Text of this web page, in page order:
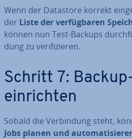
Wenn der Datastore korrekt
der Liste der ver­füg­ba­ren
können nun Test-Backups
dung zu ve­ri­fi­zie­ren.
Schritt 7:
ein­rich­ten
Sobald die Ver­bin­dung steht,
Jobs planen und